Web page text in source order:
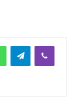
Telegram